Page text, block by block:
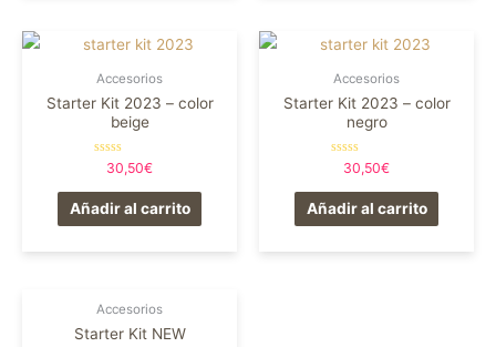
Accesorios
Starter Kit 2023 – color
beige
Valorado
0
de
5
30,50€
Añadir al carrito
Accesorios
Starter Kit 2023 – color
negro
Valorado
0
de
5
30,50€
Añadir al carrito
Accesorios
Starter Kit NEW